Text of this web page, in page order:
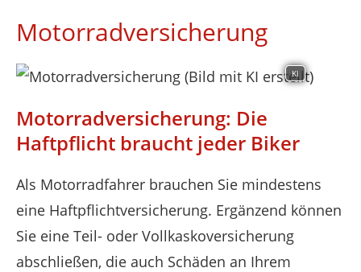
Motorradversicherung
KI
Motorradversicherung: Die
Haftpflicht braucht jeder Biker
Als Motorradfahrer brauchen Sie mindestens
eine Haftpflichtversicherung. Ergänzend können
Sie eine Teil- oder Vollkaskoversicherung
abschließen, die auch Schäden an Ihrem